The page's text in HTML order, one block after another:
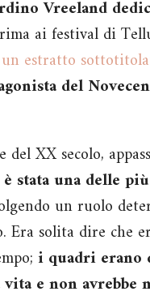
Vreeland
ai festival di
estratto
del
XX secolo,
è stata una delle più
un ruolo
Era solita dire che
i quadri erano
e non avrebbe